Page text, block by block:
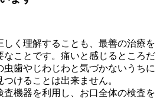
しく理解することも、最善の治療を
なことです。痛いと感じるところだ
虫歯やじわじわと気づかないうちに
けることは出来ません。
査機器を利用し、お口全体の検査を